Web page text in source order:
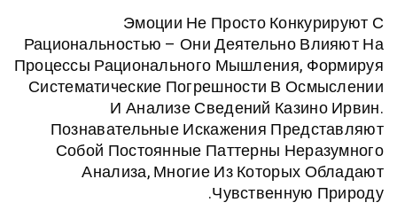
Эмоции Не Просто
Рациональностью – Они Деятельно
Процессы Рационального Мышления,
Систематические Погрешности В
И Анализе Сведений
Познавательные Искажения
Собой Постоянные Паттерны
Анализа, Многие Из Которых